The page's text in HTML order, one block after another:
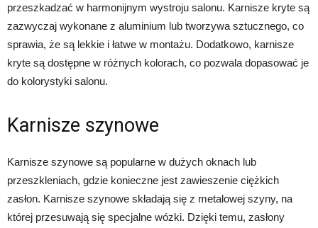
przeszkadzać w harmonijnym wystroju salonu. Karnisze kryte są
zazwyczaj wykonane z aluminium lub tworzywa sztucznego, co
sprawia, że są lekkie i łatwe w montażu. Dodatkowo, karnisze
kryte są dostępne w różnych kolorach, co pozwala dopasować je
do kolorystyki salonu.
Karnisze szynowe
Karnisze szynowe są popularne w dużych oknach lub
przeszkleniach, gdzie konieczne jest zawieszenie ciężkich
zasłon. Karnisze szynowe składają się z metalowej szyny, na
której przesuwają się specjalne wózki. Dzięki temu, zasłony